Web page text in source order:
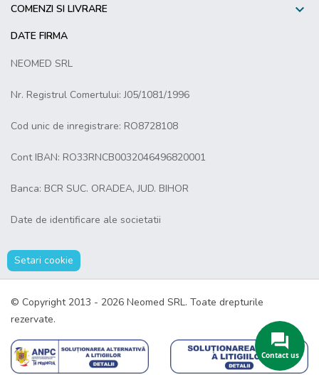
COMENZI SI LIVRARE 
DATE FIRMA
NEOMED SRL
Nr. Registrul Comertului: J05/1081/1996
Cod unic de inregistrare: RO8728108
Cont IBAN: RO33RNCB0032046496820001
Banca: BCR SUC. ORADEA, JUD. BIHOR
Date de identificare ale societatii
Setari cookie
© Copyright 2013 - 2026 Neomed SRL. Toate drepturile
rezervate.
Contact us